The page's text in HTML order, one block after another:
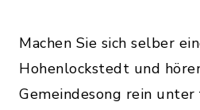
Machen Sie sich selber
Hohenlockstedt und
Gemeindesong rein